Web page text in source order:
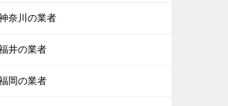
奈川の業者
井の業者
岡の業者